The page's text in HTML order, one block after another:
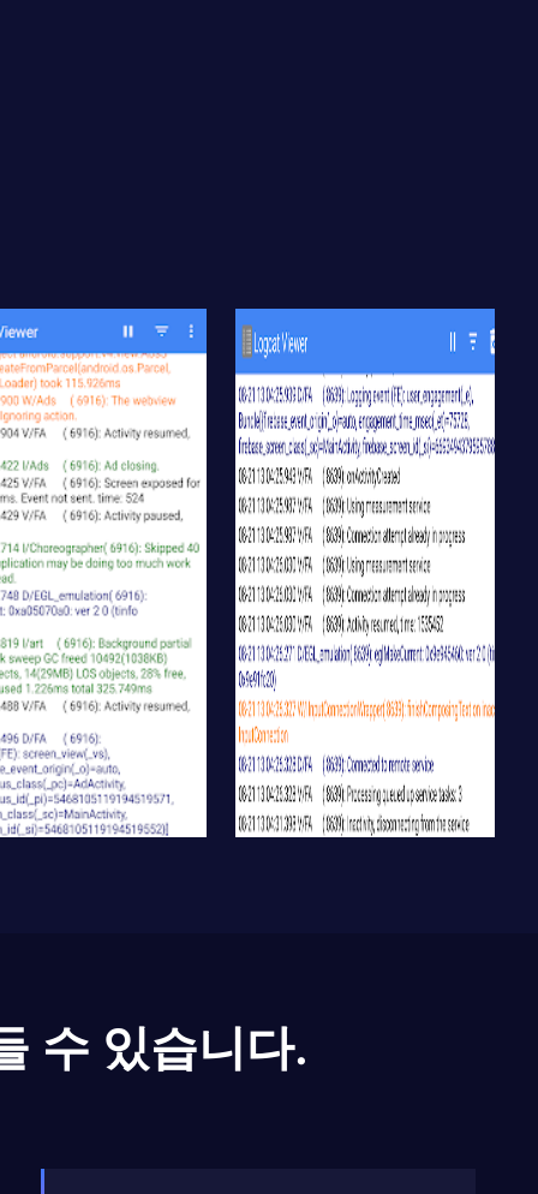
수 있습니다.